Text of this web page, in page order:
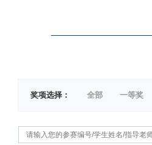
奖项选择： 全部 一等奖